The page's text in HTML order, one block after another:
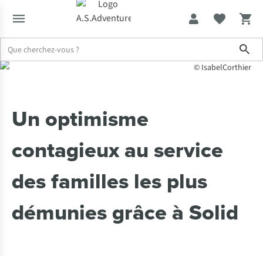
Un optimisme contagieux au service des
© IsabelCorthier
Un optimisme
contagieux au service
des familles les plus
démunies grâce à Solid